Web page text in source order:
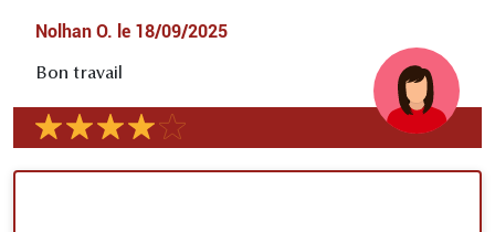
Nolhan O. le 18/09/2025
Bon travail